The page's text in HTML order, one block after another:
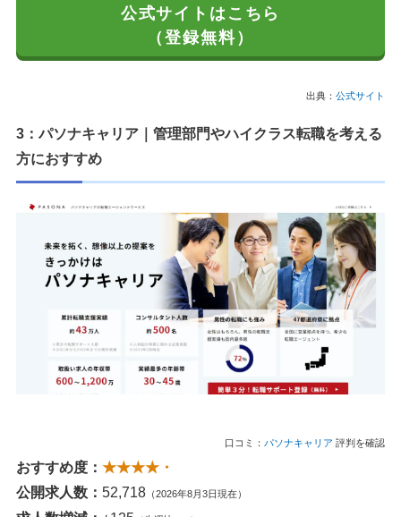
公式サイトはこちら
（登録無料）
出典： 公式サイト
3：パソナキャリア｜管理部門やハイクラス転職を考える
方におすすめ
口コミ： パソナキャリア 評判を確認
おすすめ度： ★★★★・
公開求人数： 52,718 （2026年8月3日現在）